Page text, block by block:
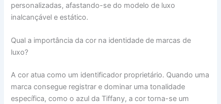
personalizadas, afastando-se do modelo de luxo
inalcançável e estático.
Qual a importância da cor na identidade de marcas de
luxo?
A cor atua como um identificador proprietário. Quando uma
marca consegue registrar e dominar uma tonalidade
específica, como o azul da Tiffany, a cor torna-se um